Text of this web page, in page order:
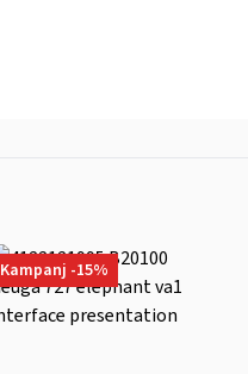
Kampanj -15%